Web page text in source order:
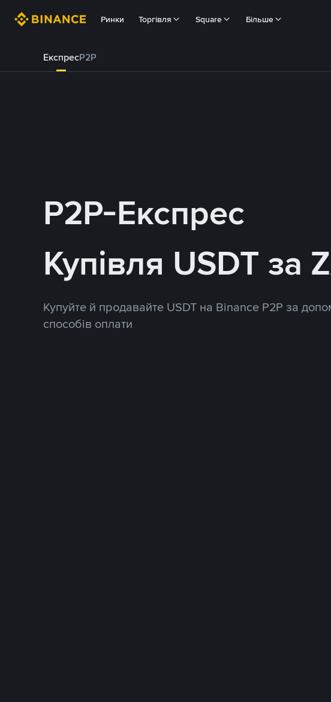
Ринки Торгівля Square Більше
ЕкспресP2P
P2P-Експрес
Купівля USDT за
Купуйте й продавайте USDT на Binance P2P за
способів оплати